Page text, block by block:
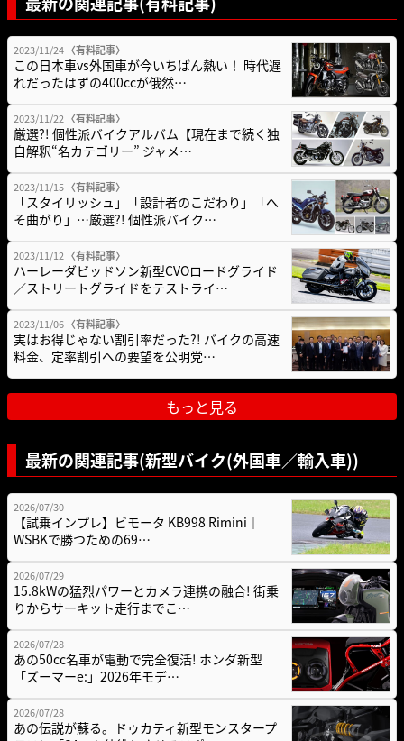
2023/11/24 〈有料記事〉
この日本車vs外国車が今いちばん熱い！ 時代遅
れだったはずの400ccが俄然…
2023/11/22 〈有料記事〉
厳選?! 個性派バイクアルバム【現在まで続く独
自解釈“名カテゴリー” ジャメ…
2023/11/15 〈有料記事〉
「スタイリッシュ」「設計者のこだわり」「へ
そ曲がり」…厳選?! 個性派バイク…
2023/11/12 〈有料記事〉
ハーレーダビッドソン新型CVOロードグライド
／ストリートグライドをテストライ…
2023/11/06 〈有料記事〉
実はお得じゃない割引率だった?! バイクの高速
料金、定率割引への要望を公明党…
もっと見る
最新の関連記事(新型バイク(外国車／輸入車))
2026/07/30
【試乗インプレ】ビモータ KB998 Rimini｜
WSBKで勝つための69…
2026/07/29
15.8kWの猛烈パワーとカメラ連携の融合! 街乗
りからサーキット走行までこ…
2026/07/28
あの50cc名車が電動で完全復活! ホンダ新型
「ズーマーe:」2026年モデ…
2026/07/28
あの伝説が蘇る。ドゥカティ新型モンスタープ